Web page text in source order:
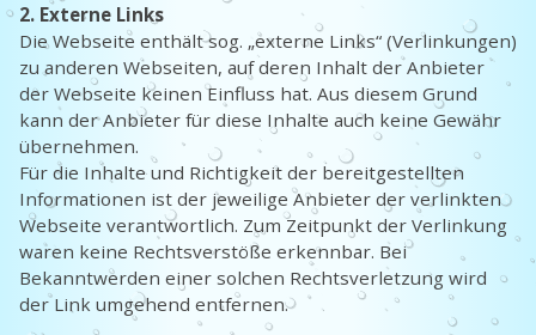
2. Externe Links
Die Webseite enthält sog. „externe Links“ (Verlinkungen)
zu anderen Webseiten, auf deren Inhalt der Anbieter
der Webseite keinen Einfluss hat. Aus diesem Grund
kann der Anbieter für diese Inhalte auch keine Gewähr
übernehmen.
Für die Inhalte und Richtigkeit der bereitgestellten
Informationen ist der jeweilige Anbieter der verlinkten
Webseite verantwortlich. Zum Zeitpunkt der Verlinkung
waren keine Rechtsverstöße erkennbar. Bei
Bekanntwerden einer solchen Rechtsverletzung wird
der Link umgehend entfernen.